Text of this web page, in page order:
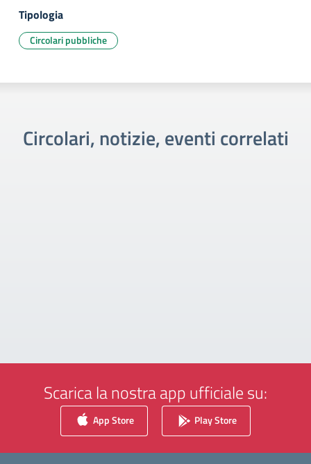
Tipologia
Circolari pubbliche
Circolari, notizie, eventi correlati
Scarica la nostra app ufficiale su:
App Store Play Store